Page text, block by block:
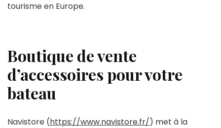
tourisme en Europe.
Boutique de vente
d’accessoires pour votre
bateau
Navistore (https://www.navistore.fr/) met à la